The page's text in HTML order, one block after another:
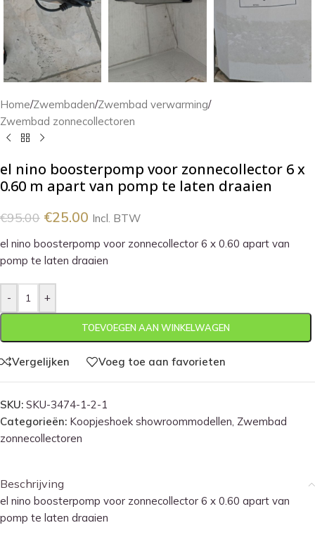
Home/Zwembaden/Zwembad verwarming/
Zwembad zonnecollectoren
el nino boosterpomp voor zonnecollector 6 x
0.60 m apart van pomp te laten draaien
€95.00 €25.00 Incl. BTW
el nino boosterpomp voor zonnecollector 6 x 0.60 apart van
pomp te laten draaien
- +
TOEVOEGEN AAN WINKELWAGEN
Vergelijken Voeg toe aan favorieten
SKU: SKU-3474-1-2-1
Categorieën: Koopjeshoek showroommodellen Zwembad
zonnecollectoren
Beschrijving
el nino boosterpomp voor zonnecollector 6 x 0.60 apart van
pomp te laten draaien